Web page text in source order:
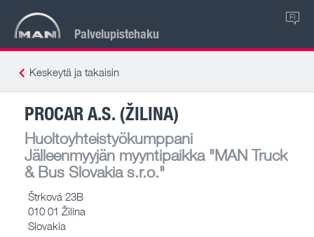
Palvelupistehaku
FI
Keskeytä ja takaisin
PROCAR A.S. (ŽILINA)
Huoltoyhteistyökumppani
Jälleenmyyjän myyntipaikka"MAN Truck
& Bus Slovakia s.r.o."
Štrková 23B
010 01 Žilina
Slovakia